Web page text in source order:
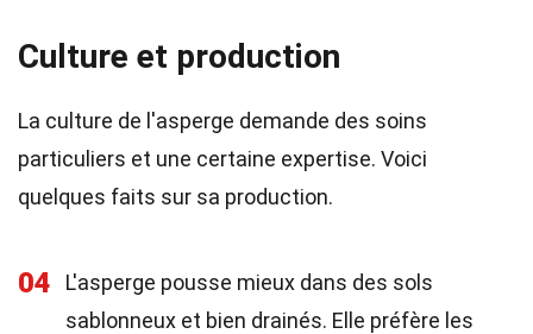
Culture et production
La culture de l'asperge demande des soins
particuliers et une certaine expertise. Voici
quelques faits sur sa production.
04
L'asperge pousse mieux dans des sols
sablonneux et bien drainés. Elle préfère les